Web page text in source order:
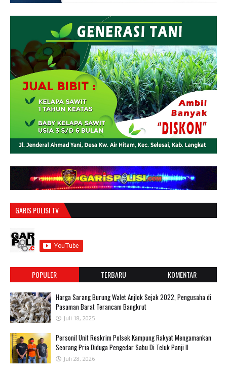
GARIS POLISI TV
POPULER TERBARU KOMENTAR
Harga Sarang Burung Walet Anjlok Sejak 2022, Pengusaha di
Pasaman Barat Terancam Bangkrut
Juli 18, 2025
Personil Unit Reskrim Polsek Kampung Rakyat Mengamankan
Seorang Pria Diduga Pengedar Sabu Di Teluk Panji II
Juli 28, 2026